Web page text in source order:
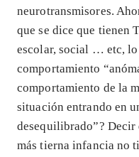
neurotransmisores.
que se dice que tienen
escolar, social … etc,
comportamiento
comportamiento de la
situación entrando en
desequilibrado”? Decir
más tierna infancia no